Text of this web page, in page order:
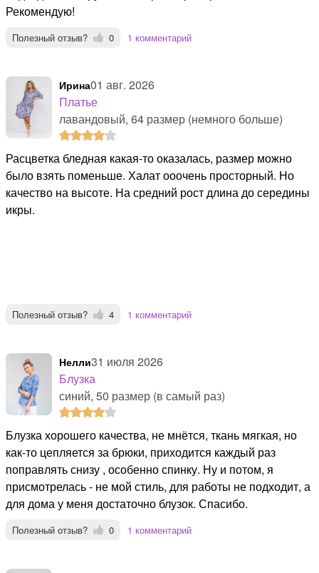
Рекомендую!
Полезный отзыв? 0 1 комментарий
Ирина01 авг. 2026
Платье
лавандовый, 64 размер (немного больше)
Расцветка бледная какая-то оказалась, размер можно
было взять поменьше. Халат ооочень просторный. Но
качество на высоте. На средний рост длина до середины
икры.
Полезный отзыв? 4 1 комментарий
Нелли31 июля 2026
Блузка
синий, 50 размер (в самый раз)
Блузка хорошего качества, не мнётся, ткань мягкая, но
как-то цепляется за брюки, приходится каждый раз
поправлять снизу , особенно спинку. Ну и потом, я
присмотрелась - не мой стиль, для работы не подходит, а
для дома у меня достаточно блузок. Спасибо.
Полезный отзыв? 0 1 комментарий